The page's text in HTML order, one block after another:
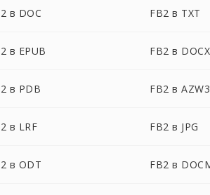
в DOC FB2 в TXT
в EPUB FB2 в DOCX
в PDB FB2 в AZW3
в LRF FB2 в JPG
в ODT FB2 в